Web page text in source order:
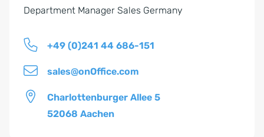
n
s
Department Manager Sales Germany
+49 (0)241 44 686-151
sales@onOffice.com
Charlottenburger Allee 5
52068 Aachen